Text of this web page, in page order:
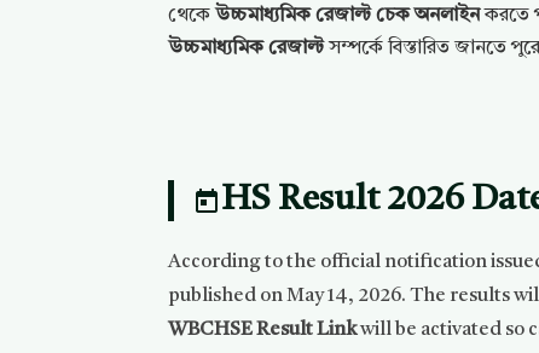
থেকেউচ্চমাধ্যমিক রেজাল্ট চেক অনলাইনকরতে
উচ্চমাধ্যমিক রেজাল্টসম্পর্কে বিস্তারিত জানতে
HS Result 2026
According to the official notification
published on May 14, 2026. The results
WBCHSE Result Linkwill be activated so